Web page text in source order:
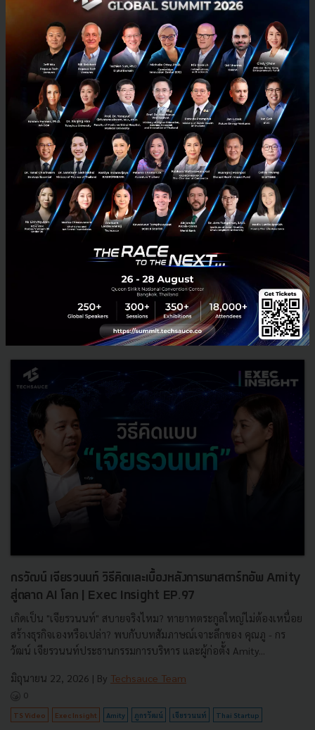
ญี่ปุ่นสร้าง Startup Ecosystem อย่างไร? บทเรียนจาก
Sushi Tech Tokyo l Exec Insight EP. 98
Techsauce บินตรงสู่โตเกียว คุยกับ คุณ Bing Chomprasob — Chief
Representative Officer ของ World Economic Forum ประจำญี่ปุ่น
เพื่อหาคำตอบว่าเบื้องหลัง “สูตรลับ” ของญี่ปุ่นคืออะไร...
Techsauce Team
WEF DEFA WEFJapan exec-insight
กรวัฒน์ เจียรวนนท์ วิธีคิดและเบื้องหลังการพาสตาร์ทอัพ Amity
สู่ตลาด AI โลก | Exec Insight EP.97
เกิดเป็น "เจียรวนนท์" สบายจริงไหม? ทายาทตระกูลใหญ่ไม่ต้องเหนื่อย
สร้างธุรกิจเองหรือเปล่า? พบกับบทสัมภาษณ์เจาะลึกของ คุณภู - กร
วัฒน์ เจียรวนนท์ประธานกรรมการบริหาร และผู้ก่อตั้ง Amity...
มิถุนายน 22, 2026 | By Techsauce Team
0
TS Video Exec Insight Amity ภูกรวัฒน์ เจียรวนนท์ Thai Startup